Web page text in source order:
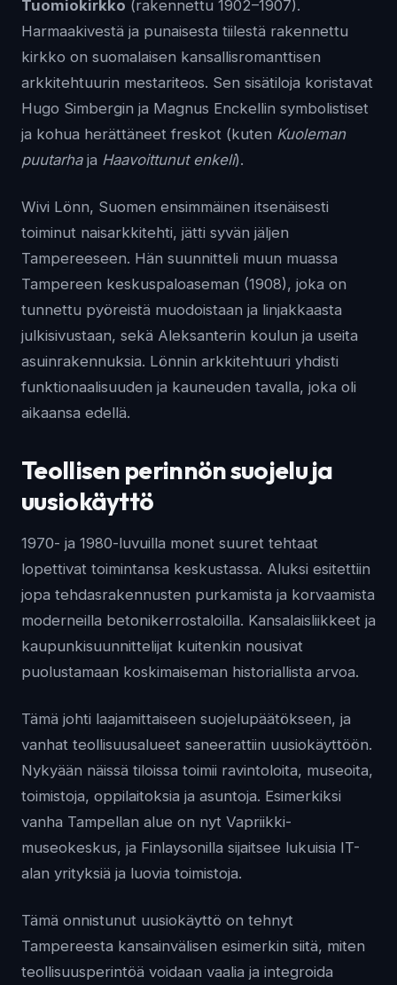
Tuomiokirkko (rakennettu 1902–1907).
Harmaakivestä ja punaisesta tiilestä rakennettu
kirkko on suomalaisen kansallisromanttisen
arkkitehtuurin mestariteos. Sen sisätiloja koristavat
Hugo Simbergin ja Magnus Enckellin symbolistiset
ja kohua herättäneet freskot (kuten Kuoleman
puutarhaja Haavoittunut enkeli).
Wivi Lönn, Suomen ensimmäinen itsenäisesti
toiminut naisarkkitehti, jätti syvän jäljen
Tampereeseen. Hän suunnitteli muun muassa
Tampereen keskuspaloaseman (1908), joka on
tunnettu pyöreistä muodoistaan ja linjakkaasta
julkisivustaan, sekä Aleksanterin koulun ja useita
asuinrakennuksia. Lönnin arkkitehtuuri yhdisti
funktionaalisuuden ja kauneuden tavalla, joka oli
aikaansa edellä.
Teollisen perinnön suojelu ja
uusiokäyttö
1970- ja 1980-luvuilla monet suuret tehtaat
lopettivat toimintansa keskustassa. Aluksi esitettiin
jopa tehdasrakennusten purkamista ja korvaamista
moderneilla betonikerrostaloilla. Kansalaisliikkeet ja
kaupunkisuunnittelijat kuitenkin nousivat
puolustamaan koskimaiseman historiallista arvoa.
Tämä johti laajamittaiseen suojelupäätökseen, ja
vanhat teollisuusalueet saneerattiin uusiokäyttöön.
Nykyään näissä tiloissa toimii ravintoloita, museoita,
toimistoja, oppilaitoksia ja asuntoja. Esimerkiksi
vanha Tampellan alue on nyt Vapriikki-
museokeskus, ja Finlaysonilla sijaitsee lukuisia IT-
alan yrityksiä ja luovia toimistoja.
Tämä onnistunut uusiokäyttö on tehnyt
Tampereesta kansainvälisen esimerkin siitä, miten
teollisuusperintöä voidaan vaalia ja integroida